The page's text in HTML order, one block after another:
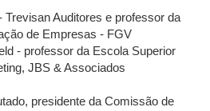
Trevisan Auditores e professor da
de Empresas - FGV
- professor da Escola Superior
JBS & Associados
presidente da Comissão de